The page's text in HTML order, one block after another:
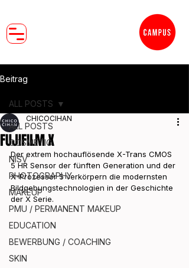
Beitrag
ALL POSTS
COSMETIC
NISV
PHOTOGRAPHY
MAKEUP
PMU / PERMANENT MAKEUP
EDUCATION
BEWERBUNG / COACHING
SKIN
ALL POSTS
FUJIFILM X
CHICOCIHAN
Der extrem hochauflösende X-Trans CMOS
5 HR Sensor der fünften Generation und der
X-Prozessor 5 verkörpern die modernsten
Bildgebungstechnologien in der Geschichte
der X Serie.